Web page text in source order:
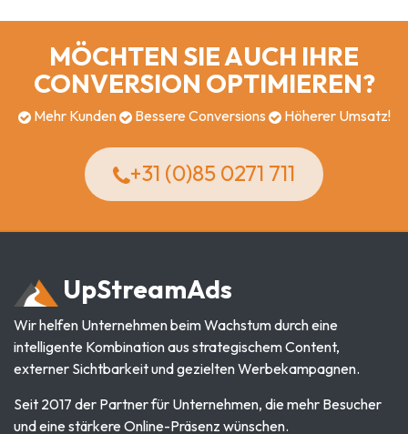
MÖCHTEN SIE AUCH IHRE
CONVERSION OPTIMIEREN?
Mehr Kunden Bessere Conversions Höherer Umsatz!
+31 (0)85 0271 711
UpStreamAds
Wir helfen Unternehmen beim Wachstum durch eine
intelligente Kombination aus strategischem Content,
externer Sichtbarkeit und gezielten Werbekampagnen.
Seit 2017 der Partner für Unternehmen, die mehr Besucher
und eine stärkere Online-Präsenz wünschen.